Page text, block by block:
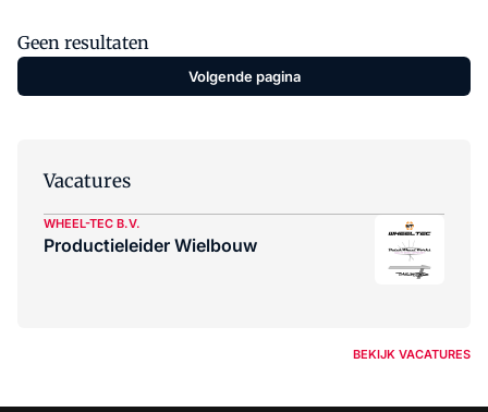
Geen resultaten
Volgende pagina
Vacatures
WHEEL-TEC B.V.
Productieleider Wielbouw
BEKIJK VACATURES